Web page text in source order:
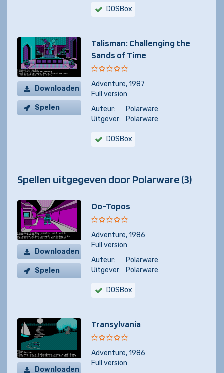
DOSBox
Downloaden
Spelen
Talisman: Challenging the
Sands of Time
Adventure,1987
Full version
Auteur:
Polarware
Uitgever:
Polarware
DOSBox
Spellen uitgegeven door Polarware (3)
Downloaden
Spelen
Oo-Topos
Adventure,1986
Full version
Auteur:
Polarware
Uitgever:
Polarware
DOSBox
Downloaden
Transylvania
Adventure,1986
Full version